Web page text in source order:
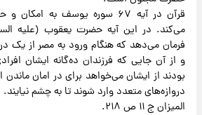
قرآن در آیه ۶۷ سوره یوسف به
می‌کند. در این آیه حضرت یعقوب (علیه
فرمان می‌دهد که هنگام ورود به مصر از یک
و از آن جایی که فرزندان ده‌گانه ایشان
بودند از ایشان می‌خواهد برای در امان
دروازه‌های متعدد وارد شوند تا به چشم نیایند.
المیزان ج ۱۱ ص ۲۱۸.